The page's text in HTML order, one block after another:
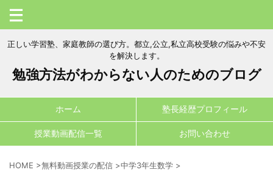
正しい学習塾、家庭教師の選び方。都立,公立,私立高校受験の悩みや不安
を解決します。
勉強方法がわからない人のためのブログ
ホーム 塾長経歴プロフィール
授業動画配信一覧 お問い合わせ
HOME >無料動画授業の配信 >中学3年生数学 >